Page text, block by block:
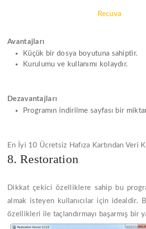
Recuva
Avantajları
Küçük bir dosya boyutuna sahiptir.
Kurulumu ve kullanımı kolaydır.
Dezavantajları
Programın indirilme sayfası bir miktar
En İyi 10 Ücretsiz Hafıza Kartından Veri
8. Restoration
Dikkat çekici özelliklere sahip bu
almak isteyen kullanıcılar için idealdir.
özellikleri ile taçlandırmayı başarmış bir